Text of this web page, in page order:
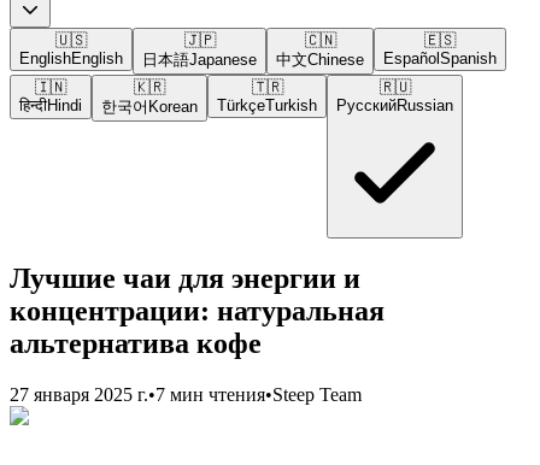
🇺🇸
EnglishEnglish
🇯🇵
日本語Japanese
🇨🇳
中文Chinese
🇪🇸
Español Spanish
🇮🇳
हिन्दीHindi
🇰🇷
한국어 Korean
🇹🇷
TürkçeTurkish
🇷🇺
РусскийRussian
Лучшие чаи для энергии и
концентрации: натуральная
альтернатива кофе
27 января 2025 г.•7 мин чтения•Steep Team